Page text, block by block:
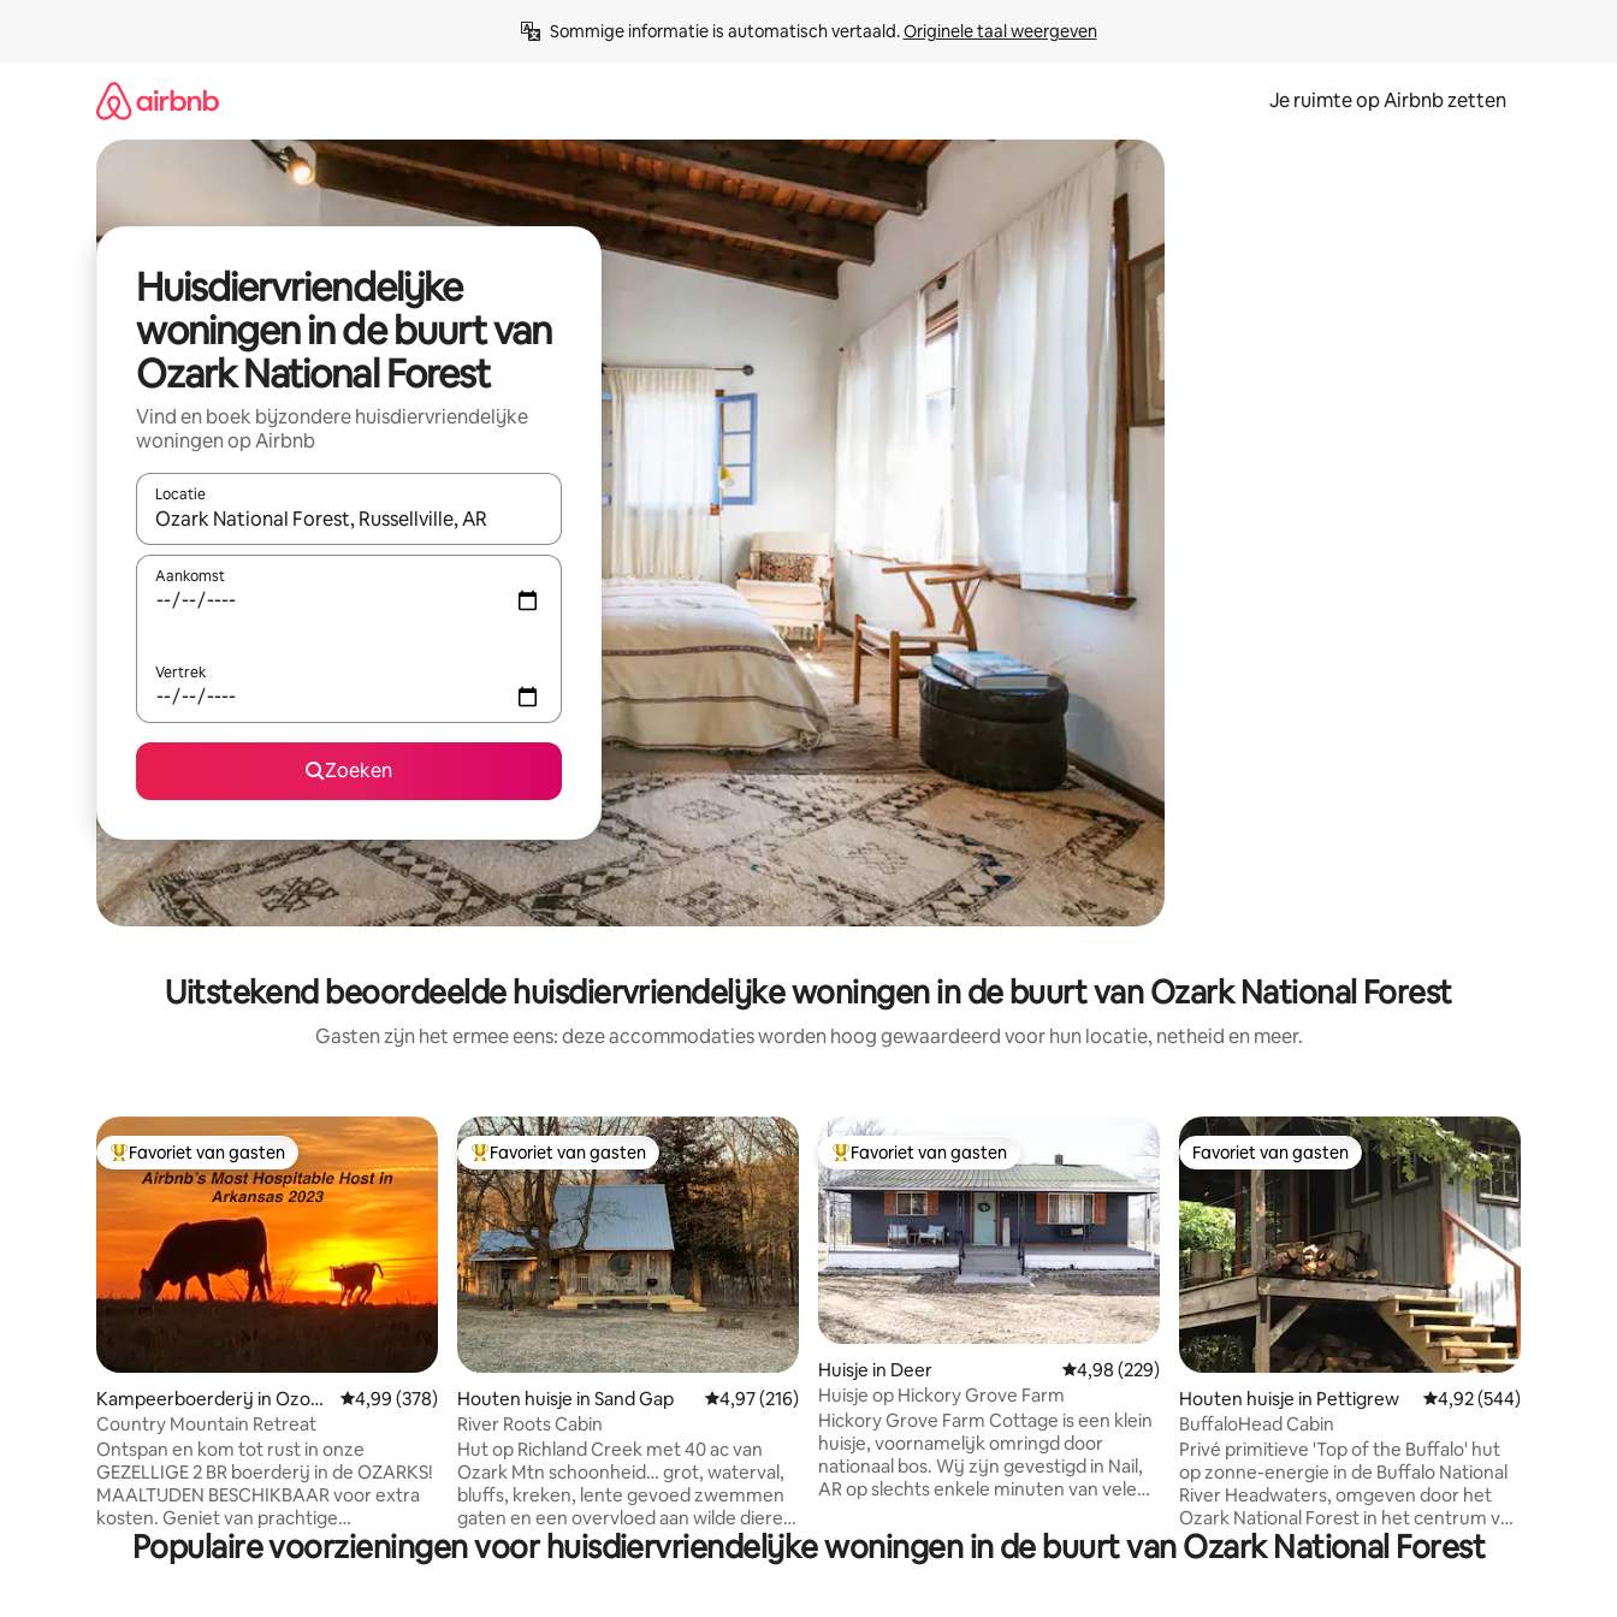
Sommige informatie is automatisch vertaald. Originele taal weergeven
Je ruimte op Airbnb zetten
Huisdiervriendelijke
woningen in de buurt van
Ozark National Forest
Vind en boek bijzondere huisdiervriendelijke
woningen op Airbnb
Locatie
Wanneer er suggesties beschikbaar zijn, maak je een keuze met je de pijltjestoetsen omhoog en omlaag, óf door te tikken of swipen.
Aankomst
Vertrek
Zoeken
Uitstekend beoordeelde huisdiervriendelijke woningen in de buurt van Ozark National Forest
Gasten zijn het ermee eens: deze accommodaties worden hoog gewaardeerd voor hun locatie, netheid en meer.
Topfavoriet van gasten
Favoriet van gasten
Kampeerboerderij in Ozon
e
Gemiddelde beoordeling van 4,99 uit 5, 378 recensies
4,99 (378)
Country Mountain Retreat
Ontspan en kom tot rust in onze
GEZELLIGE 2 BR boerderij in de OZARKS!
MAALTIJDEN BESCHIKBAAR voor extra
kosten. Geniet van prachtige
zonsopgangen en zonsondergangen. 's
Nachts naar de sterren kijken. Vissen
Topfavoriet van gasten
Favoriet van gasten
Houten huisje in Sand Gap Gemiddelde beoordeling van 4,97 uit 5, 216 recensies
4,97 (216)
River Roots Cabin
Hut op Richland Creek met 40 ac van
Ozark Mtn schoonheid… grot, waterval,
bluffs, kreken, lente gevoed zwemmen
gaten en een overvloed aan wilde dieren.
Basketbaldoel/bal, tas gooien,
bordspellen, vuurplaats en ongelooflijke
Topfavoriet van gasten
Favoriet van gasten
Huisje in Deer Gemiddelde beoordeling van 4,98 uit 5, 229 recensies
4,98 (229)
Huisje op Hickory Grove Farm
Hickory Grove Farm Cottage is een klein
huisje, voornamelijk omringd door
nationaal bos. Wij zijn gevestigd in Nail,
AR op slechts enkele minuten van vele
Buffalo. Het is de perfecte plek om te
ontspannen en te genieten van de
Favoriet van gasten
Favoriet van gasten
Houten huisje in Pettigrew Gemiddelde
4,92 (544)
BuffaloHead Cabin
Privé primitieve 'Top of the Buffalo' hut
op zonne-energie in de Buffalo National
River Headwaters, omgeven door het
Ozark National Forest in het centrum van
de Upper Buffalo Mountain Bike Trails.
Dicht bij Hawksbill Crag/Whitaker Point,
Populaire voorzieningen voor huisdiervriendelijke woningen in de buurt van Ozark National Forest